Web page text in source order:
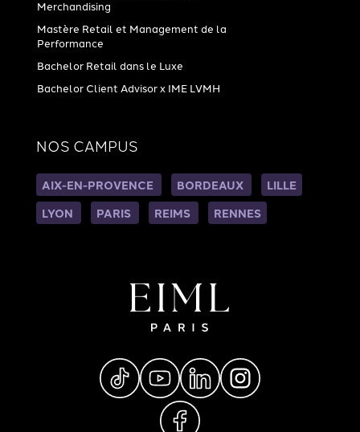
Merchandising
Mastère Retail et Management de la
Performance
Bachelor Retail dans le Luxe
Bachelor Client Advisor x IME LVMH
NOS CAMPUS
AIX-EN-PROVENCE BORDEAUX
LILLE
LYON
PARIS REIMS RENNES